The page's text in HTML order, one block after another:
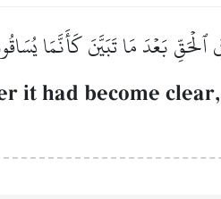
بَعۡدَ مَا تَبَيَّنَ كَأَنَّمَا
it had become